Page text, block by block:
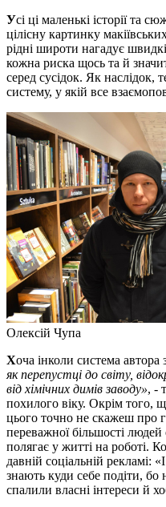
Усі ці маленькі історії та
цілісну картинку
рідні широти нагадує
кожна риска щось та й
серед сусідок. Як наслідок,
систему, у якій все
Олексій Чупа
Хоча інколи система автора
як перепустці до світу,
від хімічних димів заводу», -
похилого віку. Окрім того,
цього точно не скажеш про
переважної більшості
полягає у житті на роботі.
давній соціальній рекламі:
знають куди себе подіти, бо
спалили власні інтереси й